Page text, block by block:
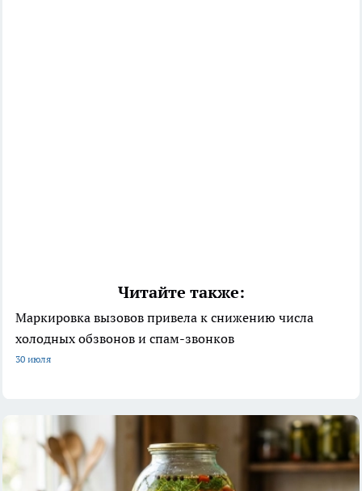
Читайте также:
Маркировка вызовов привела к снижению числа
холодных обзвонов и спам-звонков
30 июля